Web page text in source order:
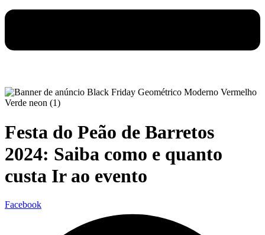
Festa do Peão de Barretos
2024: Saiba como e quanto
custa Ir ao evento
Facebook